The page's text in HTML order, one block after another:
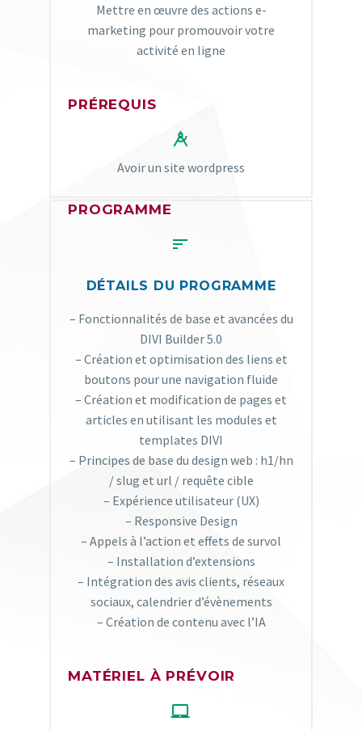
Mettre en œuvre des actions e-
marketing pour promouvoir votre
activité en ligne
PRÉREQUIS


Avoir un site wordpress
PROGRAMME


DÉTAILS DU PROGRAMME
– Fonctionnalités de base et avancées du
DIVI Builder 5.0​
– Création et optimisation des liens et
boutons pour une navigation fluide​
– Création et modification de pages et
articles en utilisant les modules et
templates DIVI​
– Principes de base du design web : h1/hn
/ slug et url / requête cible​
– Expérience utilisateur (UX)​
– Responsive Design​
– Appels à l’action et effets de survol​
– Installation d’extensions​
– Intégration des avis clients, réseaux
sociaux, calendrier d’évènements​
– Création de contenu avec l’IA
MATÉRIEL À PRÉVOIR

